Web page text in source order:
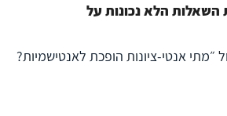
הלא נכונות על
אנטי-ציונות הופכת לאנטישמיות?